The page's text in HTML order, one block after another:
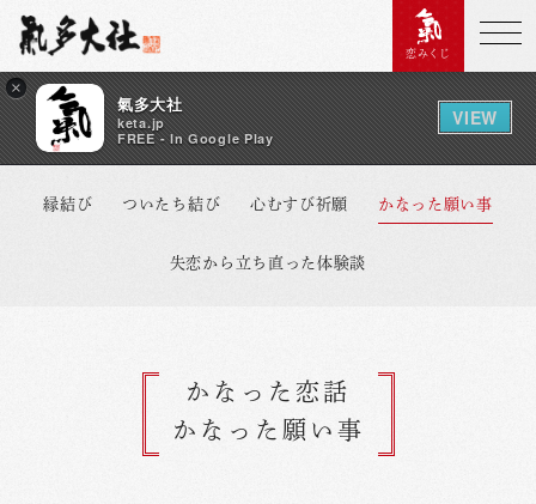
×
氣多大社
keta.jp
FREE - In Google Play
VIEW
恋みくじ
縁結び ついたち結び 心むすび祈願 かなった願い事
失恋から立ち直った体験談
かなった恋話
かなった願い事